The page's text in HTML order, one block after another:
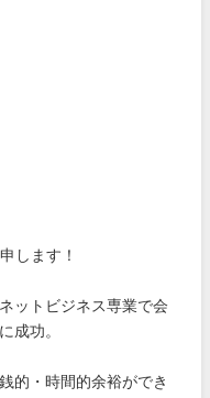
します！
ットビジネス専業で会
成功。
的・時間的余裕ができ